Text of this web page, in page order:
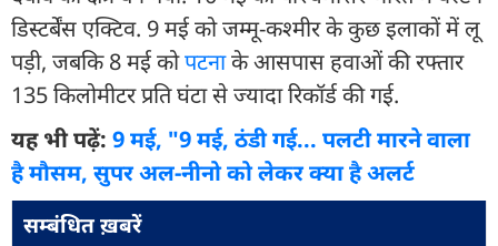
डिस्टर्बेंस एक्टिव. 9 मई को जम्मू-कश्मीर के कुछ इलाकों में लू
पड़ी, जबकि 8 मई कोपटनाके आसपास हवाओं की रफ्तार
135 किलोमीटर प्रति घंटा से ज्यादा रिकॉर्ड की गई.
यह भी पढ़ें: 9 मई, "9 मई, ठंडी गई... पलटी मारने वाला
है मौसम, सुपर अल-नीनो को लेकर क्या है अलर्ट
सम्बंधित ख़बरें